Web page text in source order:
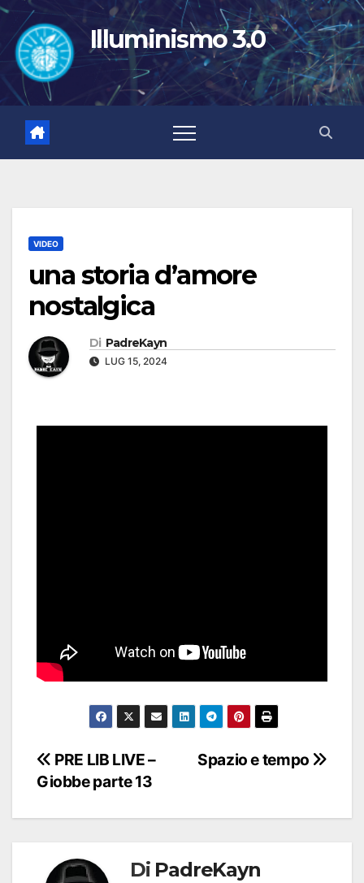
Salta
contenuto
Illuminismo 3.0
VIDEO
una storia d’amore
nostalgica
Di PadreKayn
LUG 15, 2024
Navigazione
articoli
Spazio e tempo
PRE LIB LIVE –
Giobbe parte 13
Di PadreKayn